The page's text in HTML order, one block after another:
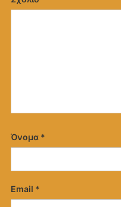
Όνομα *
Email *